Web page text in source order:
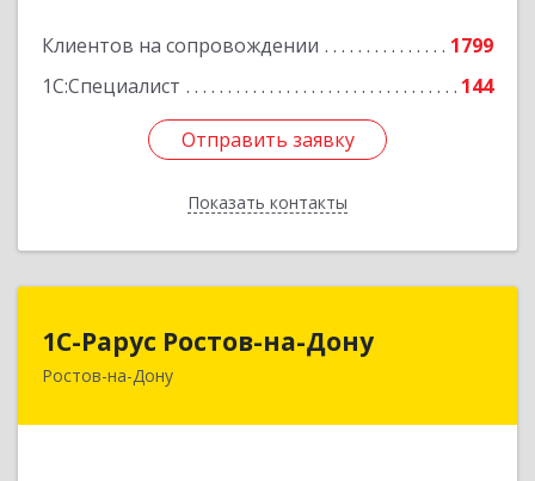
Клиентов на сопровождении
1799
1С:Специалист
144
Отправить заявку
Показать контакты
Отправить заявку
Назад
1С-Рарус Ростов-на-Дону
Ростов-на-Дону
344002, Ростовская обл, г.о. город Ростов-на-